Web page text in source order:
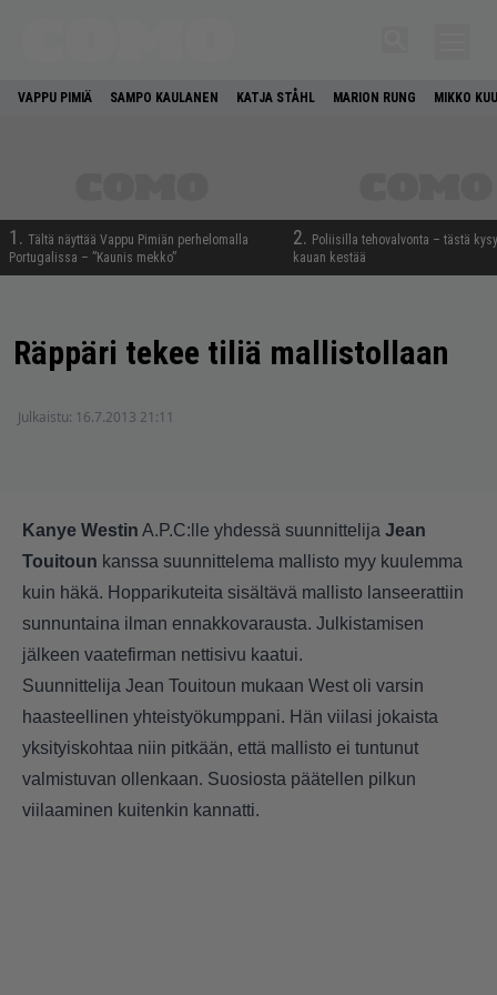
VAPPU PIMIÄ SAMPO KAULANEN KATJA STÅHL MARION RUNG MIKKO
1. Tältä näyttää Vappu Pimiän perhelomalla
Portugalissa – ”Kaunis mekko”
2. Poliisilla tehovalvonta – tästä
kauan kestää
Räppäri tekee tiliä mallistollaan
Julkaistu: 16.7.2013 21:11
Kanye Westin A.P.C:lle yhdessä suunnittelija Jean
Touitoun kanssa suunnittelema mallisto myy kuulemma
kuin häkä. Hopparikuteita sisältävä mallisto lanseerattiin
sunnuntaina ilman ennakkovarausta. Julkistamisen
jälkeen vaatefirman nettisivu kaatui.
Suunnittelija Jean Touitoun mukaan West oli varsin
haasteellinen yhteistyökumppani. Hän viilasi jokaista
yksityiskohtaa niin pitkään, että mallisto ei tuntunut
valmistuvan ollenkaan. Suosiosta päätellen pilkun
viilaaminen kuitenkin kannatti.